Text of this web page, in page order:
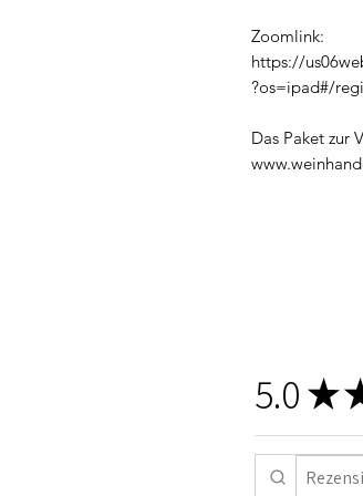
Zoomlink:
https://
?os=ipad#/
Das Paket zur
5.0 ★